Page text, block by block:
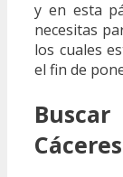
y en esta
necesitas
los cuales
el fin de